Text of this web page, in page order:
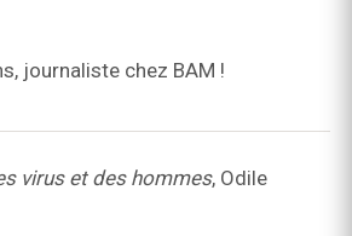
journaliste chez BAM !
virus et des hommes, Odile